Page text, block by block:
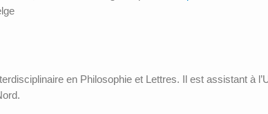
en Philosophie et Lettres. Il est assistant à